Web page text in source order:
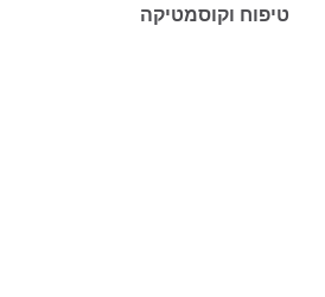
טיפוח וקוסמטיקה